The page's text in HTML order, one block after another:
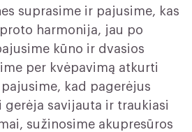
suprasime ir pajusime, kas
harmonija, jau po
kūno ir dvasios
per kvėpavimą atkurti
kad pagerėjus
gerėja savijauta ir traukiasi
sužinosime akupresūros